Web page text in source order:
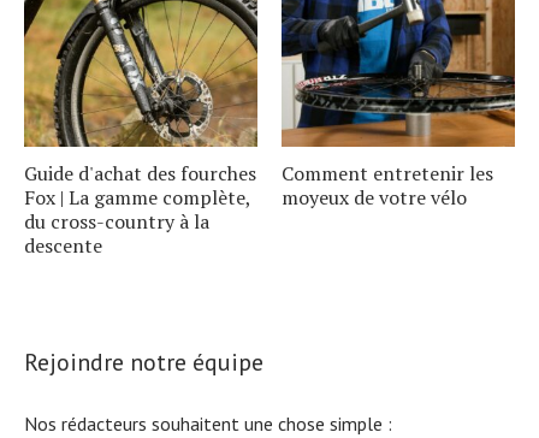
Guide d'achat des fourches
Fox | La gamme complète,
du cross-country à la
descente
Comment entretenir les
moyeux de votre vélo
Rejoindre notre équipe
Nos rédacteurs souhaitent une chose simple :